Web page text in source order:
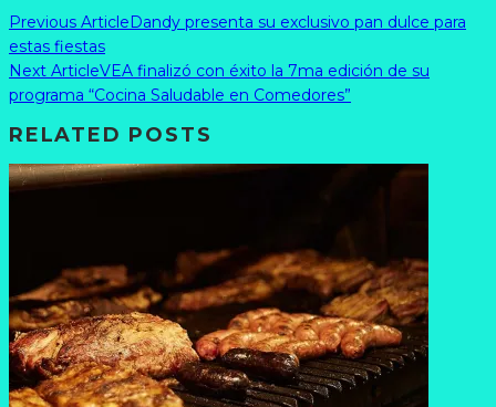
Previous Article Dandy presenta su exclusivo pan dulce para
estas fiestas
Next ArticleVEA finalizó con éxito la 7ma edición de su
programa “Cocina Saludable en Comedores”
RELATED POSTS